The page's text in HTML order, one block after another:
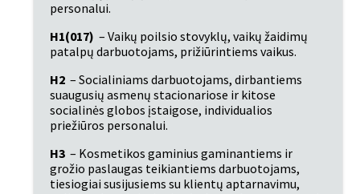
personalui.
H1(017) – Vaikų poilsio stovyklų, vaikų žaidimų
patalpų darbuotojams, prižiūrintiems vaikus.
H2 – Socialiniams darbuotojams, dirbantiems
suaugusių asmenų stacionariose ir kitose
socialinės globos įstaigose, individualios
priežiūros personalui.
H3 – Kosmetikos gaminius gaminantiems ir
grožio paslaugas teikiantiems darbuotojams,
tiesiogiai susijusiems su klientų aptarnavimu,